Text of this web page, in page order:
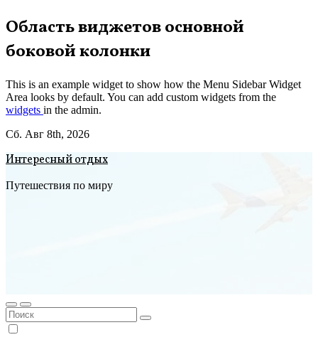
Перейти
к
содержимому
Область виджетов основной
боковой колонки
This is an example widget to show how the Menu Sidebar Widget
Area looks by default. You can add custom widgets from the
widgets in the admin.
Сб. Авг 8th, 2026
Интересный отдых
Путешествия по миру